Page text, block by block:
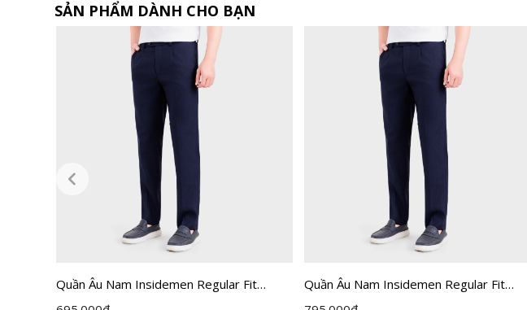
SẢN PHẨM DÀNH CHO BẠN
Quần Âu Nam Insidemen Regular Fit
ITRR01F
Quần Âu Nam Insidemen Regular Fit
ITRR05F